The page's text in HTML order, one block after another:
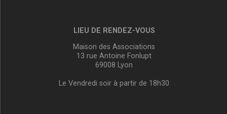
LIEU DE RENDEZ-VOUS
Maison des Associations
13 rue Antoine Fonlupt
69008 Lyon
Le Vendredi soir à partir de 18h30